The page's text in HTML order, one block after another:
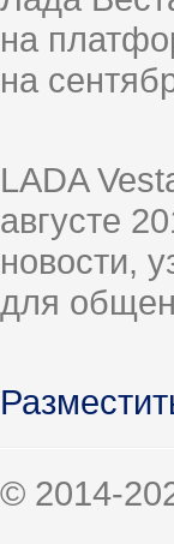
на
на
LADA
августе
новости,
для
© 2014-